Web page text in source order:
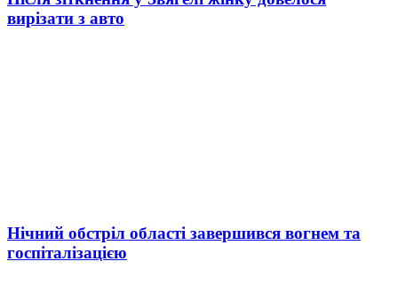
вирізати з авто
Нічний обстріл області завершився вогнем та
госпіталізацією